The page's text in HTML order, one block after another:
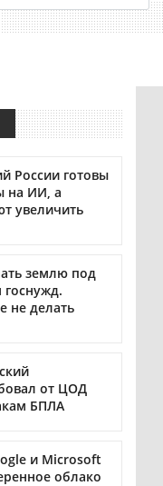
России готовы
на ИИ, а
увеличить
землю под
госнужд.
не делать
от ЦОД
БПЛА
и Microsoft
облако